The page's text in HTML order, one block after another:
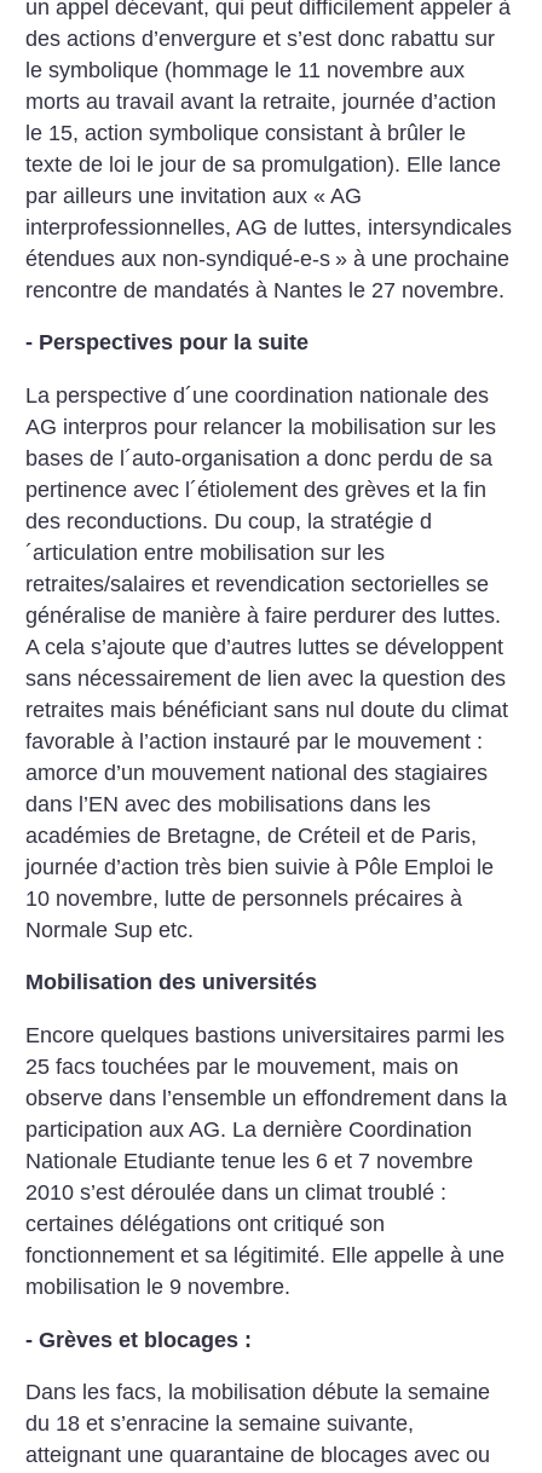
un appel décevant, qui peut difficilement appeler à
des actions d’envergure et s’est donc rabattu sur
le symbolique (hommage le 11 novembre aux
morts au travail avant la retraite, journée d’action
le 15, action symbolique consistant à brûler le
texte de loi le jour de sa promulgation). Elle lance
par ailleurs une invitation aux « AG
interprofessionnelles, AG de luttes, intersyndicales
étendues aux non-syndiqué-e-s » à une prochaine
rencontre de mandatés à Nantes le 27 novembre.
- Perspectives pour la suite
La perspective d´une coordination nationale des
AG interpros pour relancer la mobilisation sur les
bases de l´auto-organisation a donc perdu de sa
pertinence avec l´étiolement des grèves et la fin
des reconductions. Du coup, la stratégie d
´articulation entre mobilisation sur les
retraites/salaires et revendication sectorielles se
généralise de manière à faire perdurer des luttes.
A cela s’ajoute que d’autres luttes se développent
sans nécessairement de lien avec la question des
retraites mais bénéficiant sans nul doute du climat
favorable à l’action instauré par le mouvement :
amorce d’un mouvement national des stagiaires
dans l’EN avec des mobilisations dans les
académies de Bretagne, de Créteil et de Paris,
journée d’action très bien suivie à Pôle Emploi le
10 novembre, lutte de personnels précaires à
Normale Sup etc.
Mobilisation des universités
Encore quelques bastions universitaires parmi les
25 facs touchées par le mouvement, mais on
observe dans l’ensemble un effondrement dans la
participation aux AG. La dernière Coordination
Nationale Etudiante tenue les 6 et 7 novembre
2010 s’est déroulée dans un climat troublé :
certaines délégations ont critiqué son
fonctionnement et sa légitimité. Elle appelle à une
mobilisation le 9 novembre.
- Grèves et blocages :
Dans les facs, la mobilisation débute la semaine
du 18 et s’enracine la semaine suivante,
atteignant une quarantaine de blocages avec ou